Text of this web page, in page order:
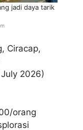
jadi daya tarik
Ciracap,
2026)
orang